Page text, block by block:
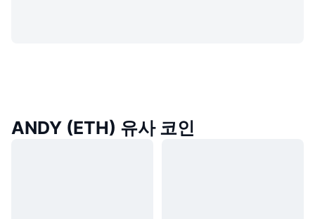
ANDY (ETH) 유사 코인